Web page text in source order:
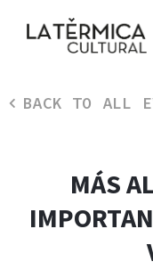
BACK TO ALL
MÁS